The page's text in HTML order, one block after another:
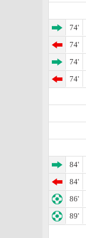
74'
74'
74'
74'
84'
84'
86'
89'